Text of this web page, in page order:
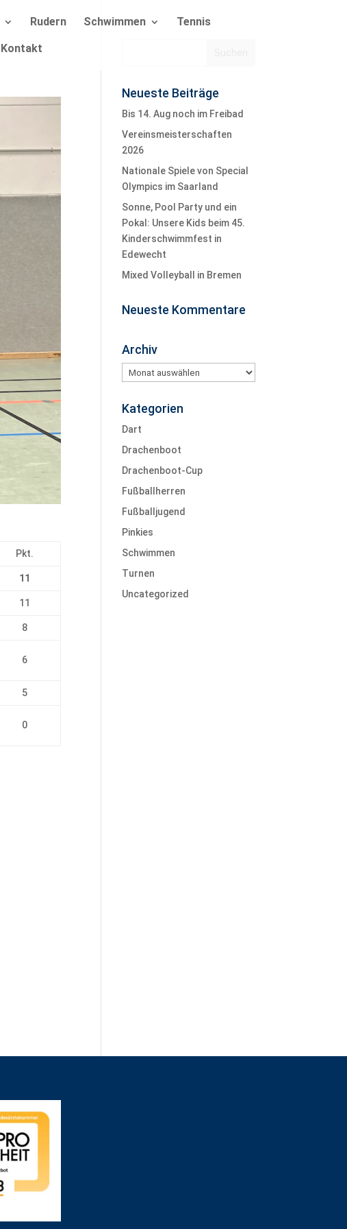
Rudern Schwimmen Tennis
Kontakt
Pkt.
11
11
8
6
5
0
Neueste Beiträge
Bis 14. Aug noch im Freibad
Vereinsmeisterschaften
2026
Nationale Spiele von Special
Olympics im Saarland
Sonne, Pool Party und ein
Pokal: Unsere Kids beim 45.
Kinderschwimmfest in
Edewecht
Mixed Volleyball in Bremen
Neueste Kommentare
Archiv
Archiv
Kategorien
Dart
Drachenboot
Drachenboot-Cup
Fußballherren
Fußballjugend
Pinkies
Schwimmen
Turnen
Uncategorized